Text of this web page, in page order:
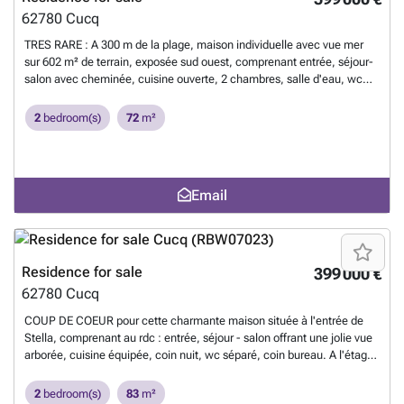
62780 Cucq
TRES RARE : A 300 m de la plage, maison individuelle avec vue mer
sur 602 m² de terrain, exposée sud ouest, comprenant entrée, séjour-
salon avec cheminée, cuisine ouverte, 2 chambres, salle d'eau, wc
Terrasse sud et ouest, parc arboré et clos. Montant estimé des
dépenses annuelles d'énergie entre 1380 et 1920 € par an. Date du
know more?
2 bedroom(s) 72 m²
Email
399 000 €
Residence for sale
62780 Cucq
COUP DE COEUR pour cette charmante maison située à l'entrée de
Stella, comprenant au rdc : entrée, séjour - salon offrant une jolie vue
arborée, cuisine équipée, coin nuit, wc séparé, coin bureau. A l'étage
avec une douche), wc séparé. Terrasse et garage.
2 bedroom(s) 83 m²